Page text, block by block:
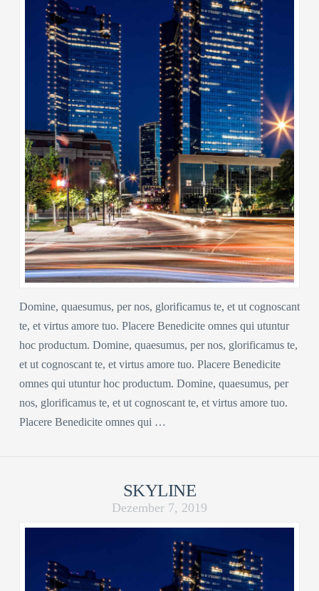
Domine, quaesumus, per nos, glorificamus te, et ut cognoscant
te, et virtus amore tuo. Placere Benedicite omnes qui utuntur
hoc productum. Domine, quaesumus, per nos, glorificamus te,
et ut cognoscant te, et virtus amore tuo. Placere Benedicite
omnes qui utuntur hoc productum. Domine, quaesumus, per
nos, glorificamus te, et ut cognoscant te, et virtus amore tuo.
Placere Benedicite omnes qui …
SKYLINE
Dezember 7, 2019